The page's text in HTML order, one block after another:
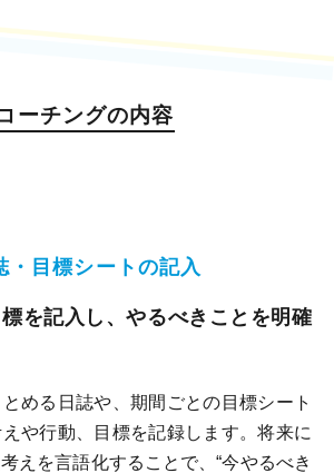
ーチングの内容
・目標シートの記入
を記入し、やるべきことを明確
める日誌や、期間ごとの目標シート
や行動、目標を記録します。将来に
えを言語化することで、“今やるべき